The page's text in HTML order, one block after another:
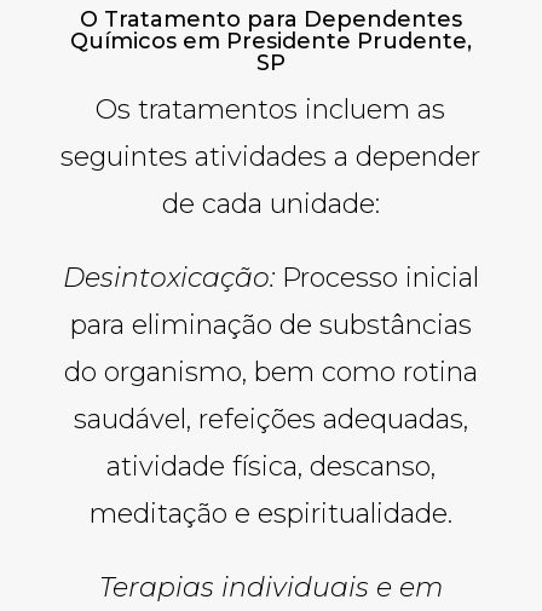
O Tratamento para Dependentes
Químicos em Presidente Prudente,
SP
Os tratamentos incluem as
seguintes atividades a depender
de cada unidade:
Desintoxicação:Processo inicial
para eliminação de substâncias
do organismo, bem como rotina
saudável, refeições adequadas,
atividade física, descanso,
meditação e espiritualidade.
Terapias individuais e em